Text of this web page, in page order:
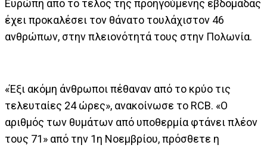
Ευρώπη από το τέλος της προηγούμενης εβδομάδας
έχει προκαλέσει τον θάνατο τουλάχιστον 46
ανθρώπων, στην πλειονότητά τους στην Πολωνία.
«Έξι ακόμη άνθρωποι πέθαναν από το κρύο τις
τελευταίες 24 ώρες», ανακοίνωσε το RCB. «Ο
αριθμός των θυμάτων από υποθερμία φτάνει πλέον
τους 71» από την 1η Νοεμβρίου, πρόσθετε η